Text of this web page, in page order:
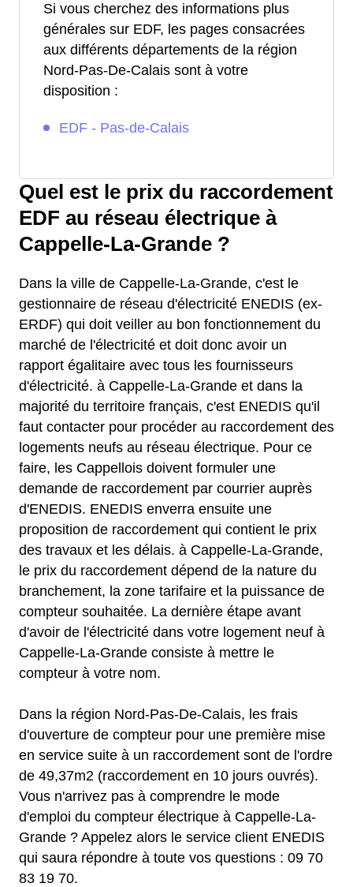
Si vous cherchez des informations plus
générales sur EDF, les pages consacrées
aux différents départements de la région
Nord-Pas-De-Calais sont à votre
disposition :
EDF - Pas-de-Calais
Quel est le prix du raccordement
EDF au réseau électrique à
Cappelle-La-Grande ?
Dans la ville de Cappelle-La-Grande, c'est le
gestionnaire de réseau d'électricité ENEDIS (ex-
ERDF) qui doit veiller au bon fonctionnement du
marché de l'électricité et doit donc avoir un
rapport égalitaire avec tous les fournisseurs
d'électricité. à Cappelle-La-Grande et dans la
majorité du territoire français, c'est ENEDIS qu'il
faut contacter pour procéder au raccordement des
logements neufs au réseau électrique. Pour ce
faire, les Cappellois doivent formuler une
demande de raccordement par courrier auprès
d'ENEDIS. ENEDIS enverra ensuite une
proposition de raccordement qui contient le prix
des travaux et les délais. à Cappelle-La-Grande,
le prix du raccordement dépend de la nature du
branchement, la zone tarifaire et la puissance de
compteur souhaitée. La dernière étape avant
d'avoir de l'électricité dans votre logement neuf à
Cappelle-La-Grande consiste à mettre le
compteur à votre nom.
Dans la région Nord-Pas-De-Calais, les frais
d'ouverture de compteur pour une première mise
en service suite à un raccordement sont de l'ordre
de 49,37m2 (raccordement en 10 jours ouvrés).
Vous n'arrivez pas à comprendre le mode
d'emploi du compteur électrique à Cappelle-La-
Grande ? Appelez alors le service client ENEDIS
qui saura répondre à toute vos questions : 09 70
83 19 70.